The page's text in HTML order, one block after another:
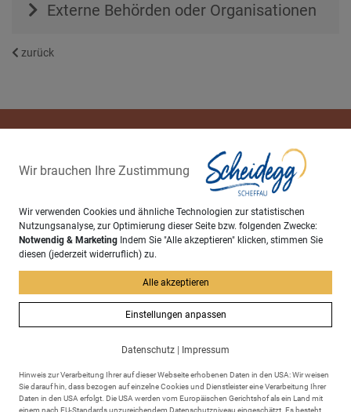
Externe Behörden oder Organisationen
zurück
Adresse
Markt Scheidegg
Rathausplatz 6
88175 Scheidegg
Wir brauchen Ihre Zustimmung
Wir verwenden Cookies und ähnliche Technologien zur statistischen
Nutzungsanalyse, zur Optimierung dieser Seite bzw. folgenden Zwecke:
Notwendig & Marketing Indem Sie "Alle akzeptieren" klicken, stimmen Sie
diesen (jederzeit widerruflich) zu.
Alle akzeptieren
Einstellungen anpassen
Datenschutz Impressum
Hinweis zur Verarbeitung Ihrer auf dieser Webseite erhobenen Daten in den USA: Wir weisen
Sie darauf hin, dass bezogen auf einzelne Cookies und Dienstleister eine Verarbeitung Ihrer
Daten in den USA erfolgt. Die USA werden vom Europäischen Gerichtshof als ein Land mit
einem nach EU-Standards unzureichendem Datenschutzniveau eingeschätzt. Es besteht